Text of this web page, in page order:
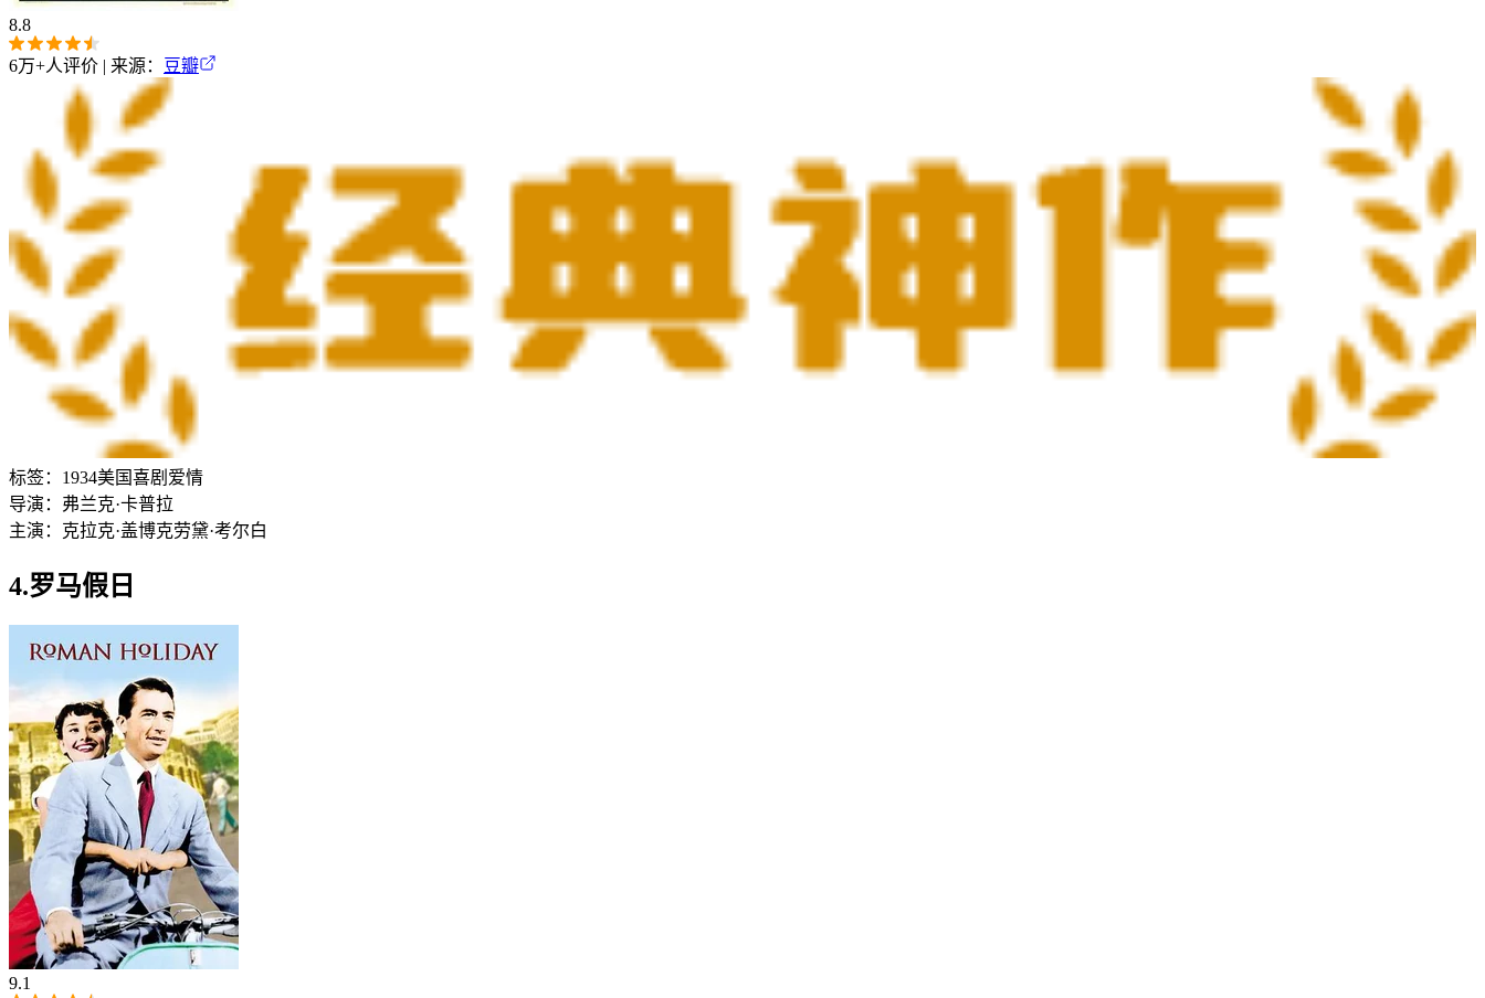
8.8
6万+人评价 | 来源： 豆瓣
标签： 1934美国喜剧 爱情
导演： 弗兰克·卡普拉
主演： 克拉克·盖博克劳黛·考尔白
4.罗马假日
9.1